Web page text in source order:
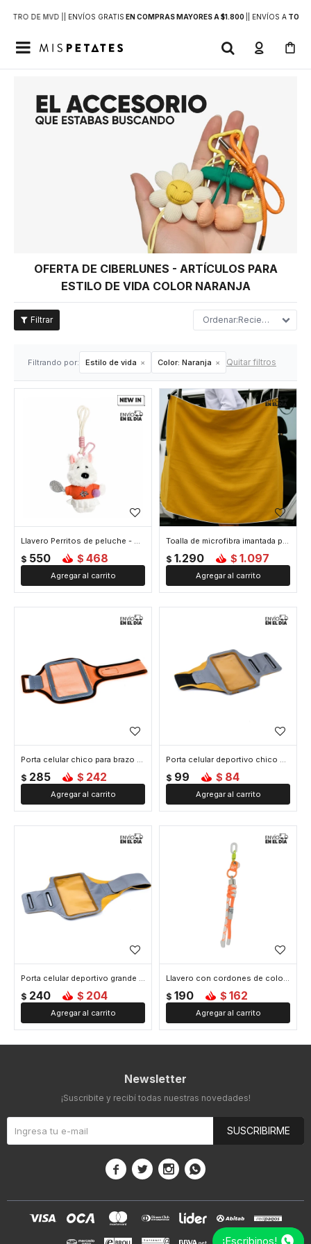
DE MVD | | ENVÍOS GRATIS EN COMPRAS MAYORES A $1.800 | ENVÍOS ATODO

OFERTA DE CIBERLUNES - ARTÍCULOS PARA
ESTILO DE VIDA COLOR NARANJA
Recientes
Filtrando por: Estilo de vida Color: Naranja Quitar filtros
Llavero Perritos de peluche - Naranja
$ 550 $ 468
Toalla de microfibra imantada para playa o picnic - Naranja
$ 1.290 $ 1.097
Porta celular chico para brazo - Naranja
$ 285 $ 242
Porta celular deportivo chico para brazo - Naranja
$ 99 $ 84
Porta celular deportivo grande para brazo - Naranja
$ 240 $ 204
Llavero con cordones de colores - Naranja
$ 190 $ 162
Newsletter
¡Suscribite y recibí todas nuestras novedades!
SUSCRIBIRME
   
¡Escribinos!